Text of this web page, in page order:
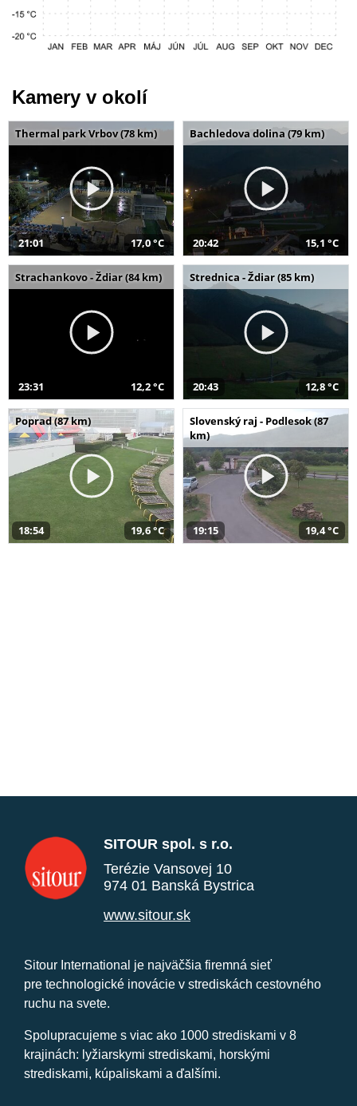
Kamery v okolí
Thermal park Vrbov (78 km)
21:01 17,0 °C
Bachledova dolina (79 km)
20:42 15,1 °C
Strachankovo - Ždiar (84 km)
23:31 12,2 °C
Strednica - Ždiar (85 km)
20:43 12,8 °C
Poprad (87 km)
18:54 19,6 °C
Slovenský raj - Podlesok (87
km)
19:15 19,4 °C
SITOUR spol. s r.o.
Terézie Vansovej 10
974 01 Banská Bystrica
www.sitour.sk
Sitour International je najväčšia firemná sieť
pre technologické inovácie v strediskách cestovného
ruchu na svete.
Spolupracujeme s viac ako 1000 strediskami v 8
krajinách: lyžiarskymi strediskami, horskými
strediskami, kúpaliskami a ďalšími.